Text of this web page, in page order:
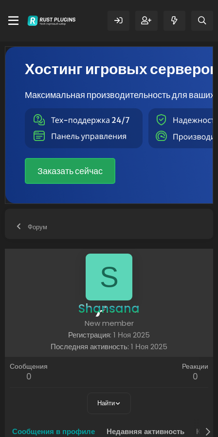
Хостинг игровых серверов
Максимальная производительность для ваших
Заказать сейчас
Форум
S
Shansana
New member
Регистрация 1 Ноя 2025
Последняя активность 1 Ноя 2025
Сообщения
0
Реакции
0
Найти
Сообщения в профиле Недавняя активность